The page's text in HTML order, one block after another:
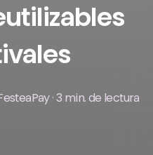
· 3 min. de lectura